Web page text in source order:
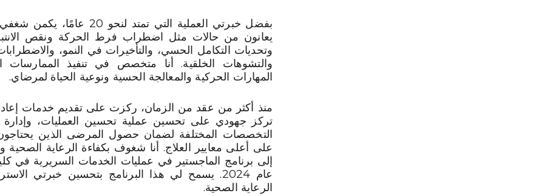
بفضل خبرتي العملية التي
يعانون من حالات مثل اضطراب فرط الحركة ونقص
وتحديات التكامل الحسي، والتأخيرات في النمو، والاضطرابات
والتشوهات الخلقية. أنا متخصص في تنفيذ الممارسات
المهارات الحركية والمعالجة الحسية ونوعية الحياة لمرضاي.
منذ أكثر من عقد من الزمان، ركزت على تقديم خدمات إعادة
تركز جهودي على تحسين عملية تحسين العمليات، وإدارة
التخصصات المختلفة لضمان حصول المرضى الذين
على أعلى معايير العلاج. أنا شغوف بكفاءة الرعاية الصحية
إلى برنامج الماجستير في عمليات الخدمات السريرية في
عام 2024. يسمح لي هذا البرنامج بتحسين خبرتي
الرعاية الصحية.